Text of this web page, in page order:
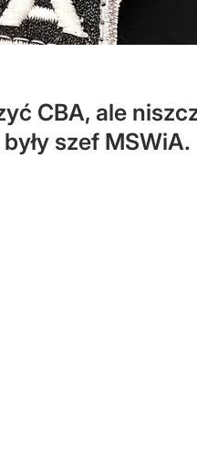
CBA, ale
szef MSWiA.